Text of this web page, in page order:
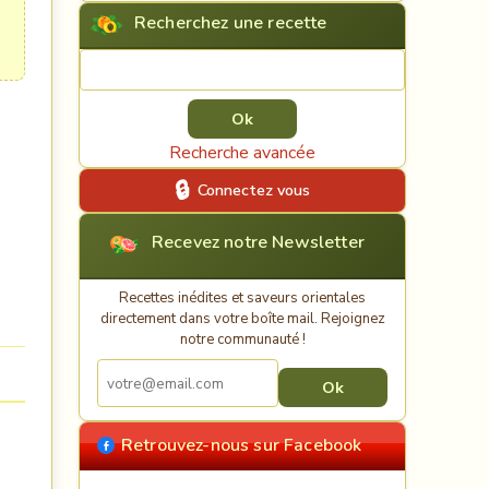
Recherchez une recette
Recherche avancée
Connectez vous
Recevez notre Newsletter
Recettes inédites et saveurs orientales
directement dans votre boîte mail. Rejoignez
notre communauté !
Retrouvez-nous sur Facebook